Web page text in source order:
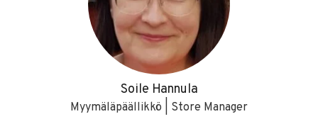
Soile Hannula
Myymäläpäällikkö | Store Manager